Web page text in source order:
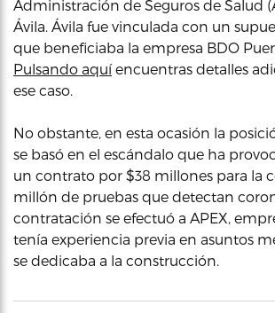
Administración de Seguros de Salud
Ávila. Ávila fue vinculada con un
que beneficiaba la empresa BDO
Pulsando aquíencuentras detalles
ese caso.
No obstante, en esta ocasión la
se basó en el escándalo que ha
un contrato por $38 millones para la
millón de pruebas que detectan
contratación se efectuó a APEX,
tenía experiencia previa en asuntos
se dedicaba a la construcción.